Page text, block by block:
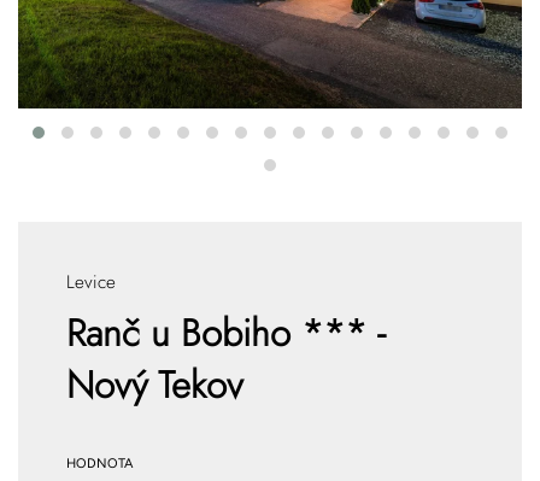
Levice
Ranč u Bobiho *** -
Nový Tekov
HODNOTA